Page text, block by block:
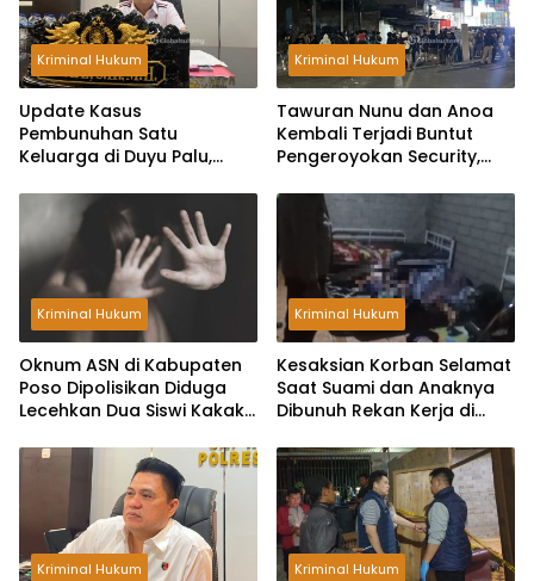
Kriminal Hukum
Update Kasus
Pembunuhan Satu
Keluarga di Duyu Palu,
Sembilan Saksi dan Tiga
Kali Olah TKP
Kriminal Hukum
Tawuran Nunu dan Anoa
Kembali Terjadi Buntut
Pengeroyokan Security,
Bom Molotov
Kriminal Hukum
Oknum ASN di Kabupaten
Poso Dipolisikan Diduga
Lecehkan Dua Siswi Kakak
Kriminal Hukum
Kesaksian Korban Selamat
Saat Suami dan Anaknya
Dibunuh Rekan Kerja di
Dua Pisau
Kriminal Hukum Kriminal Hukum